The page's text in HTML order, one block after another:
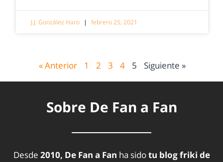
J.J. González Haro febrero 25, 2021
« Anterior 1 2 3 4 5 Siguiente »
Sobre De Fan a Fan
Desde 2010, De Fan a Fan ha sidotu blog friki de